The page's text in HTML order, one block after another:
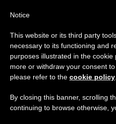
Notice
This website or its third party
necessary to its functioning and
purposes illustrated in the cookie
more or withdraw your consent
please refer to the cookie policy
By closing this banner, scrolling
continuing to browse otherwise,